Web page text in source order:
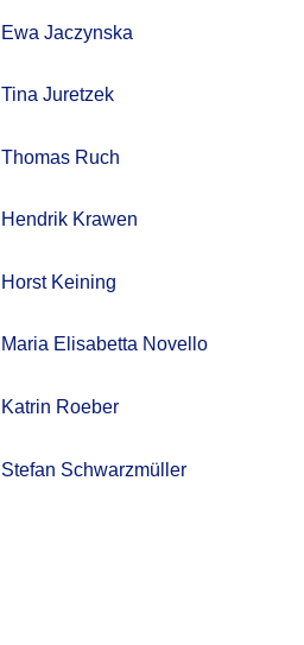
Ewa Jaczynska
Tina Juretzek
Thomas Ruch
Hendrik Krawen
Horst Keining
Maria Elisabetta Novello
Katrin Roeber
Stefan Schwarzmüller